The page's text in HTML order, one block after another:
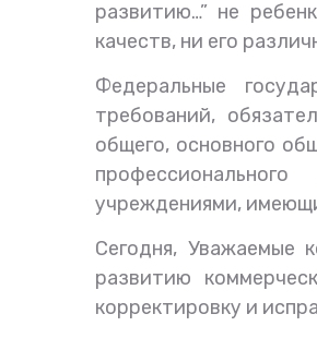
развитию…” не
качеств, ни его
Федеральные
требований,
общего, основного
учреждениями,
Сегодня, Уважаемые
развитию
корректировку и